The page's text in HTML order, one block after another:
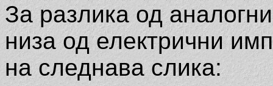
За разлика од
низа од електрични
на следнава слика: